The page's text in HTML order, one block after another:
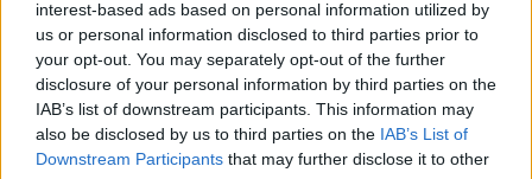
interest-based ads based on personal information utilized by
us or personal information disclosed to third parties prior to
your opt-out. You may separately opt-out of the further
disclosure of your personal information by third parties on the
IAB’s list of downstream participants. This information may
also be disclosed by us to third parties on the IAB’s List of
Downstream Participants that may further disclose it to other